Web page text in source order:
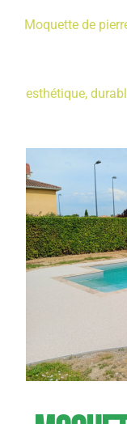
Moquette de
esthétique,